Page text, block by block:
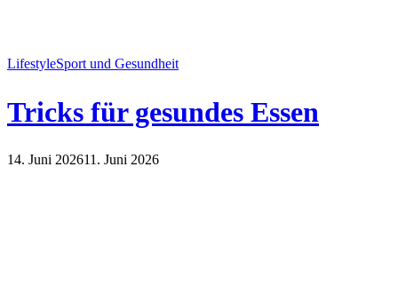
LifestyleSport und Gesundheit
Tricks für gesundes Essen
14. Juni 202611. Juni 2026